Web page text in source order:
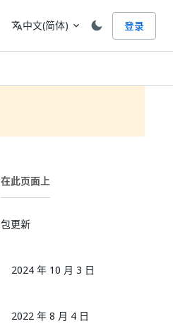
语言
translate中文(简体) expand_more 登录
在此页面上
包更新
2024 年 10 月 3 日
2022 年 8 月 4 日